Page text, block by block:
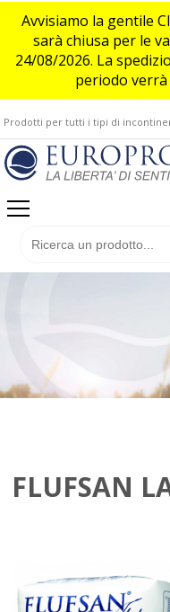
Avvisiamo la gentile
sarà chiusa per le
24/08/2026. La
periodo verrà
Prodotti per tutti i tipi di
FLUFSAN
Assistita o allettata
Attiva e indipendente
Incontinenza leggera
Incontinenza media/
Incontinenza Pesante/
Uomo
Assistito o allettato
Attivo e indipendente
Incontinenza leggera
Incontinenza media/
Incontinenza Pesante/
Bambino
Pet
Deo Pads